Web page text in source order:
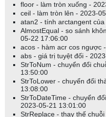
floor - làm tròn xuống -
ceil - làm tròn lên - 2023-
atan2 - tính arctangent
AlmostEqual - so sánh
05-22 17:06:00
acos - hàm acr cos ngược
abs - giá trị tuyệt đối -
StrToNum - chuyển đổi
13:50:00
StrToLower - chuyển đổi
13:08:00
StrToDateTime - chuyển
2023-05-21 13:01:00
StrReplace - thay thế